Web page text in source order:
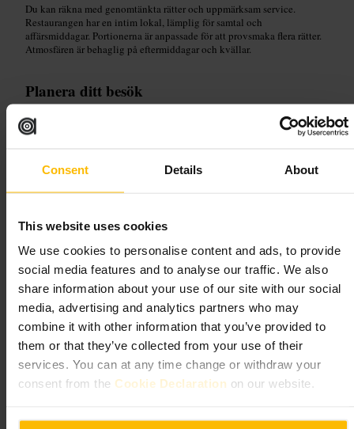
Consent Details About
This website uses cookies
We use cookies to personalise content and ads, to provide
social media features and to analyse our traffic. We also
share information about your use of our site with our social
media, advertising and analytics partners who may
combine it with other information that you’ve provided to
them or that they’ve collected from your use of their
services. You can at any time change or withdraw your
consent from the Cookie Declaration on our website.
Du kan räkna med genomtänkta rätter och uppmärksam service.
Restaurangen har en intim lokal, lämplig för samtal och
affärsmiddagar. Portionerna är anpassade för att provsmaka flera rätter.
Atmosfären är behaglig på eftermiddagar och kvällar.
Planera ditt besök
Boka bord i förväg, särskilt för kvällstid och helger. Välj smart casual-
bokningen för extra uppmärksamhet.
https://www.royalhorseguardshotel.com/restaurants-and-bars/one-tw
c&utm_campaign=gmb_website_click
Bustronome London
Mat och dryck•Restaurang
Bild / Bustronome London